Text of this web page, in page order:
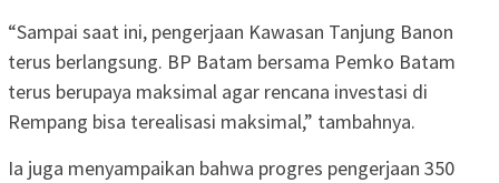
“Sampai saat ini, pengerjaan Kawasan Tanjung Banon
terus berlangsung. BP Batam bersama Pemko Batam
terus berupaya maksimal agar rencana investasi di
Rempang bisa terealisasi maksimal,” tambahnya.
Ia juga menyampaikan bahwa progres pengerjaan 350